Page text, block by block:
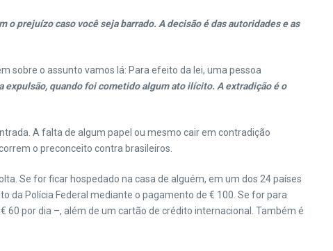
o prejuízo caso você seja barrado. A decisão é das autoridades e as
sobre o assunto vamos lá: Para efeito da lei, uma pessoa
expulsão, quando foi cometido algum ato ilícito. A extradição é o
A falta de algum papel ou mesmo cair em contradição
o preconceito contra brasileiros.
Se for ficar hospedado na casa de alguém, em um dos 24 países
da Polícia Federal mediante o pagamento de € 100. Se for para
60 por dia –, além de um cartão de crédito internacional. Também é